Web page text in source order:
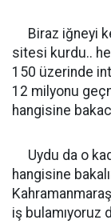
Biraz iğneyi
sitesi kurdu..
150 üzerinde
12 milyonu
hangisine
Uydu da o
hangisine
iş bulamıyoruz